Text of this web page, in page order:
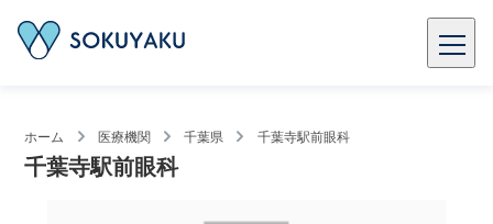
ホーム 医療機関 千葉県 千葉寺駅前眼科
千葉寺駅前眼科